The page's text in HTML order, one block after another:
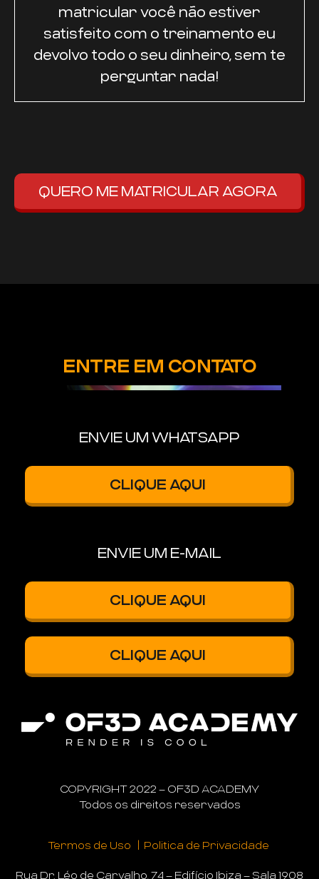
matricular você não estiver
satisfeito com o treinamento eu
devolvo todo o seu dinheiro, sem te
perguntar nada!
QUERO ME MATRICULAR AGORA
ENTRE EM CONTATO
ENVIE UM WHATSAPP
CLIQUE AQUI
ENVIE UM E-MAIL
CLIQUE AQUI
CLIQUE AQUI
COPYRIGHT 2022 – OF3D ACADEMY
Todos os direitos reservados
Termos de Uso Politica de Privacidade
Rua Dr. Léo de Carvalho, 74 – Edifício Ibiza – Sala 1908